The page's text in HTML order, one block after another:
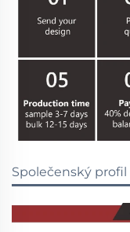
Společenský profil